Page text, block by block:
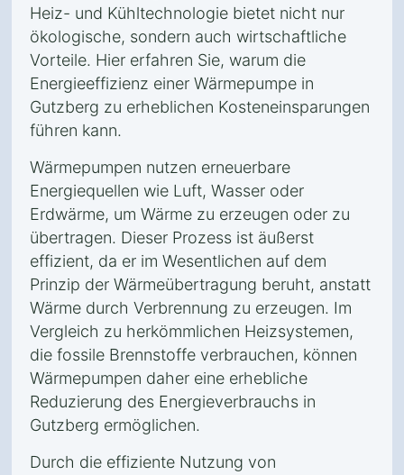
Heiz- und Kühltechnologie bietet nicht nur
ökologische, sondern auch wirtschaftliche
Vorteile. Hier erfahren Sie, warum die
Energieeffizienz einer Wärmepumpe in
Gutzberg zu erheblichen Kosteneinsparungen
führen kann.
Wärmepumpen nutzen erneuerbare
Energiequellen wie Luft, Wasser oder
Erdwärme, um Wärme zu erzeugen oder zu
übertragen. Dieser Prozess ist äußerst
effizient, da er im Wesentlichen auf dem
Prinzip der Wärmeübertragung beruht, anstatt
Wärme durch Verbrennung zu erzeugen. Im
Vergleich zu herkömmlichen Heizsystemen,
die fossile Brennstoffe verbrauchen, können
Wärmepumpen daher eine erhebliche
Reduzierung des Energieverbrauchs in
Gutzberg ermöglichen.
Durch die effiziente Nutzung von